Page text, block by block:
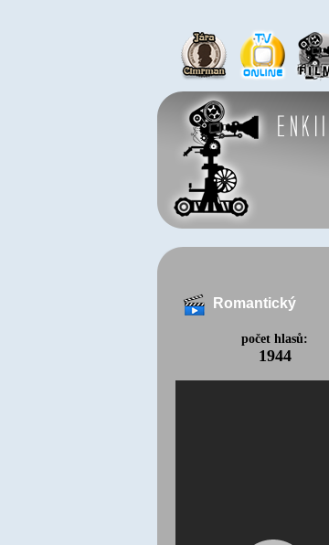
Romantický
počet hlasů:
1944